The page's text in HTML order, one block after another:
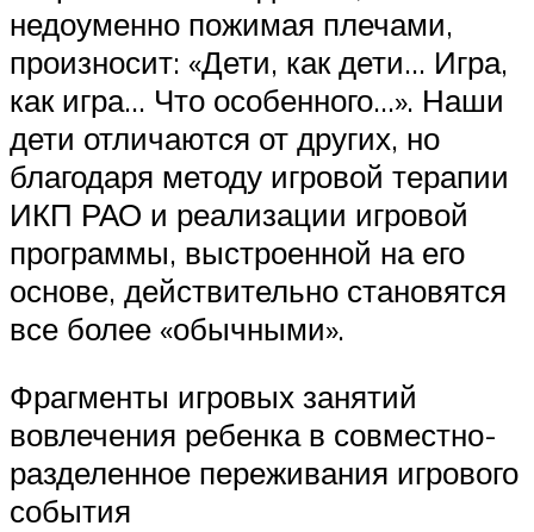
недоуменно пожимая плечами,
произносит: «Дети, как дети… Игра,
как игра… Что особенного…». Наши
дети отличаются от других, но
благодаря методу игровой терапии
ИКП РАО и реализации игровой
программы, выстроенной на его
основе, действительно становятся
все более «обычными».
Фрагменты игровых занятий
вовлечения ребенка в совместно-
разделенное переживания игрового
события